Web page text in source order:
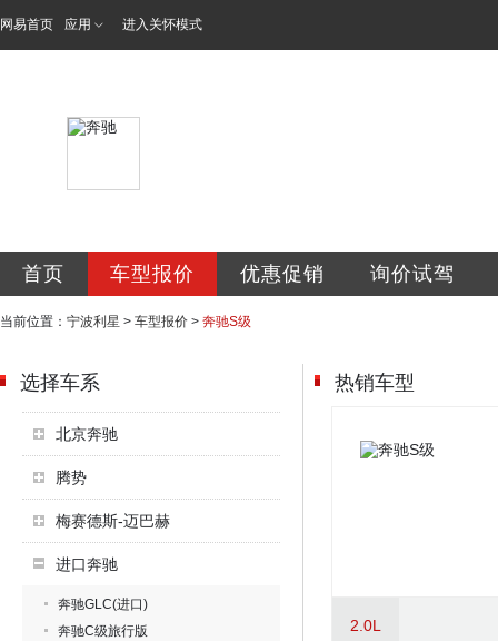
网易首页 应用 进入关怀模式
首页 车型报价 优惠促销 询价试驾
当前位置： 宁波利星 > 车型报价 > 奔驰S级
选择车系
北京奔驰
腾势
梅赛德斯-迈巴赫
进口奔驰
奔驰GLC(进口)
奔驰C级旅行版
热销车型
2.0L